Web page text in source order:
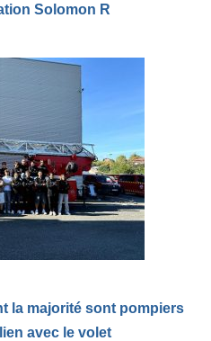
Solomon R
la majorité sont pompiers
avec le volet